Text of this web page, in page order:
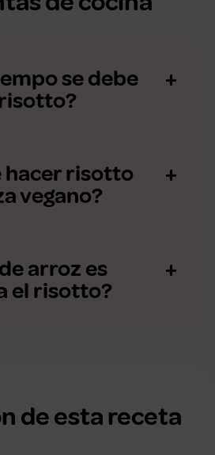
se debe
hacer risotto
vegano?
arroz es
el risotto?
de esta receta